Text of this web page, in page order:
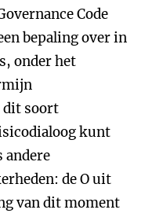
Code
bepaling over in
onder het
dit soort
kunt
andere
de O uit
van dit moment